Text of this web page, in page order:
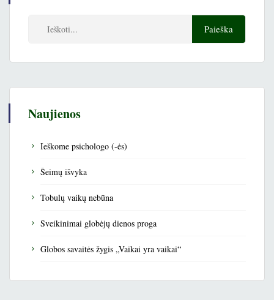
Naujienos
Ieškome psichologo (-ės)
Šeimų išvyka
Tobulų vaikų nebūna
Sveikinimai globėjų dienos proga
Globos savaitės žygis „Vaikai yra vaikai“